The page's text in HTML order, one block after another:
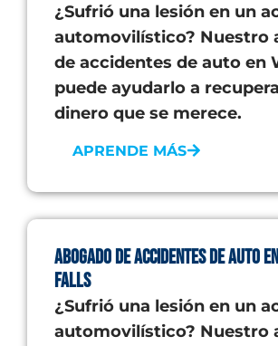
¿Sufrió una lesión en un
automovilístico? Nuestro
de accidentes de auto en
puede ayudarlo a
dinero que se merece.
APRENDE MÁS
Abogado de Accidentes de Auto
Falls
¿Sufrió una lesión en un
automovilístico? Nuestro